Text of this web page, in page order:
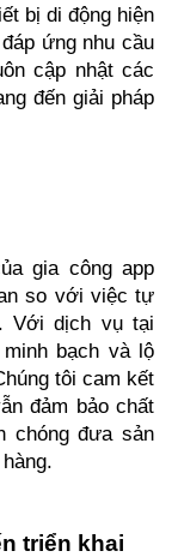
bị di động hiện
ứng nhu cầu
cập nhật các
đến giải pháp
gia công app
so với việc tự
Với dịch vụ tại
bạch và lộ
tôi cam kết
đảm bảo chất
chóng đưa sản
triển khai